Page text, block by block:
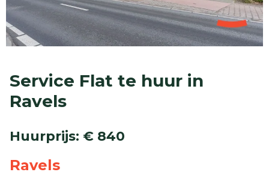
Service Flat te huur in
Ravels
Huurprijs: € 840
Ravels